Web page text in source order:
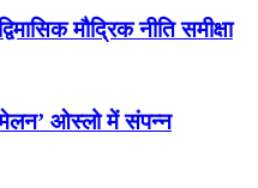
2026
2026
मौद्रिक नीति समीक्षा
ओस्लो में संपन्न